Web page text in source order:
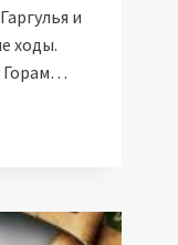
и
ходы.
Горам…